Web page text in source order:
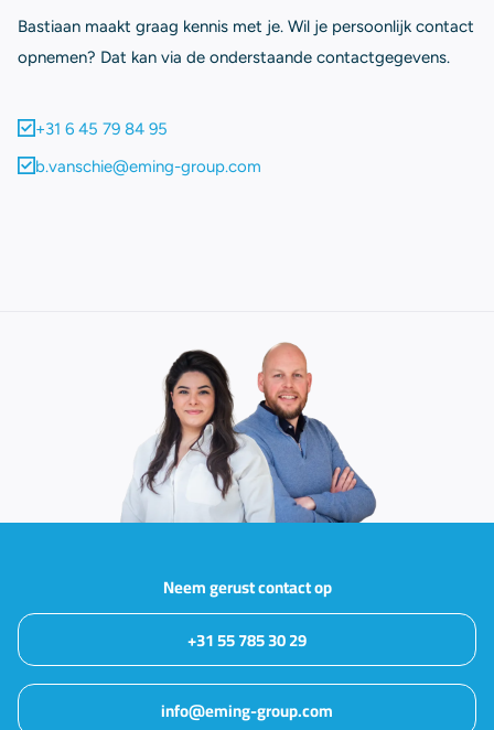
Bastiaan maakt graag kennis met je. Wil je persoonlijk contact
opnemen? Dat kan via de onderstaande contactgegevens.
+31 6 45 79 84 95
b.vanschie@eming-group.com
Neem gerust contact op
+31 55 785 30 29
info@eming-group.com